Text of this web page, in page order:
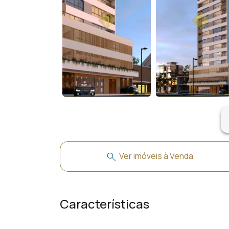
Ver imóveis à Venda
Características